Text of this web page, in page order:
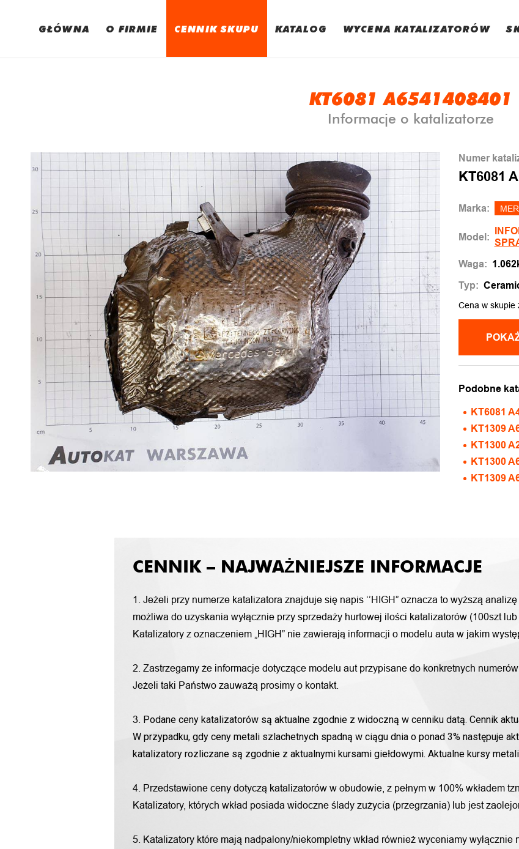
GŁÓWNA O FIRMIE CENNIK SKUPU KATALOG WYCENA KATALIZATORÓW
KT6081 A6541408401
Informacje o katalizatorze
Numer
KT6081
Marka:
Model:
Waga:
Typ:
Cena w skupie
Podobne
KT6081
KT1309
KT1300
KT1300
KT1309
CENNIK – NAJWAŻNIEJSZE INFORMACJE
1. Jeżeli przy numerze katalizatora znajduje się napis ‘’HIGH” oznacza to wyższą
możliwa do uzyskania wyłącznie przy sprzedaży hurtowej ilości katalizatorów (100szt lub
Katalizatory z oznaczeniem „HIGH” nie zawierają informacji o modelu auta w jakim
2. Zastrzegamy że informacje dotyczące modelu aut przypisane do konkretnych
Jeżeli taki Państwo zauważą prosimy o kontakt.
3. Podane ceny katalizatorów są aktualne zgodnie z widoczną w cenniku datą. Cennik
W przypadku, gdy ceny metali szlachetnych spadną w ciągu dnia o ponad 3% następuje
katalizatory rozliczane są zgodnie z aktualnymi kursami giełdowymi. Aktualne kursy
4. Przedstawione ceny dotyczą katalizatorów w obudowie, z pełnym w 100% wkładem
Katalizatory, których wkład posiada widoczne ślady zużycia (przegrzania) lub jest
5. Katalizatory które mają nadpalony/niekompletny wkład również wyceniamy